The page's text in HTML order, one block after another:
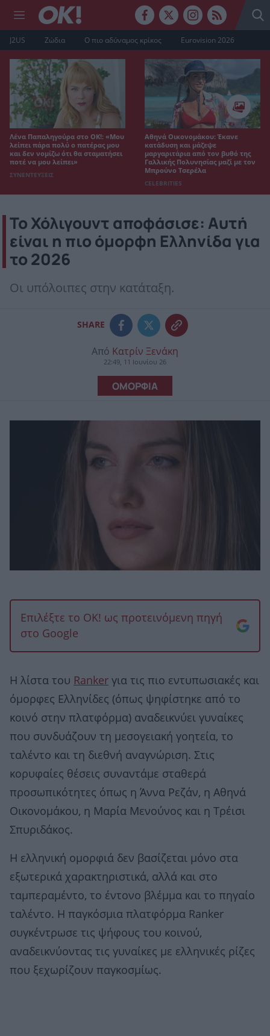
J2US Ζώδια Ο πιο αδύναμος κρίκος Eurovision 2026
Λένα Παπαληγούρα στο ΟΚ!: «Μου
λείπει πάρα πολύ ο πατέρας μου
και δεν νομίζω ότι θα σταματήσει
ποτέ να μου λείπει»
ΣΥΝΕΝΤΕΥΞΕΙΣ
Αθηνά Οικονομάκου: Έκανε
κατάδυση και μάζεψε
μαργαριτάρια από τον βυθό της
Γαλλικής Πολυνησίας μαζί με τον
Μπρούνο Τσερέλα
CELEBRITIES
Το Χόλιγουντ αποφάσισε: Αυτή
είναι η πιο όμορφη Ελληνίδα για
το 2026
Οι υπόλοιπες στην κατάταξη.
SHARE
Από Κατρίν Ξενάκη
22:49, 11 Ιουνίου 26
ΟΜΟΡΦΙΑ
Επιλέξτε το OK! ως προτεινόμενη πηγή
στο Google
Η λίστα του Ranker για τις πιο εντυπωσιακές και
όμορφες Ελληνίδες (όπως ψηφίστηκε από το
κοινό στην πλατφόρμα) αναδεικνύει γυναίκες
που συνδυάζουν τη μεσογειακή γοητεία, το
ταλέντο και τη διεθνή αναγνώριση. Στις
κορυφαίες θέσεις συναντάμε σταθερά
προσωπικότητες όπως η Άννα Ρεζάν, η Αθηνά
Οικονομάκου, η Μαρία Μενούνος και η Τρέισι
Σπυριδάκος.
Η ελληνική ομορφιά δεν βασίζεται μόνο στα
εξωτερικά χαρακτηριστικά, αλλά και στο
ταμπεραμέντο, το έντονο βλέμμα και το πηγαίο
ταλέντο. Η παγκόσμια πλατφόρμα Ranker
συγκέντρωσε τις ψήφους του κοινού,
αναδεικνύοντας τις γυναίκες με ελληνικές ρίζες
που ξεχωρίζουν παγκοσμίως.